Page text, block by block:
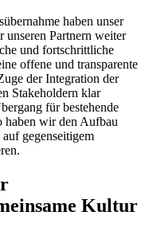
haben unser
unseren Partnern weiter
und fortschrittliche
offene und transparente
der Integration der
Stakeholdern klar
für bestehende
haben wir den Aufbau
gegenseitigem
Kultur